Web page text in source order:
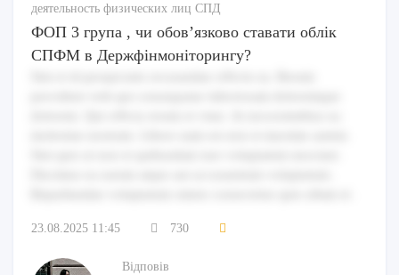
деятельность физических лиц СПД
ФОП 3 група , чи обовʼязково ставати облік
СПФМ в Держфінмоніторингу?
23.08.2025 11:45 730
Відповів